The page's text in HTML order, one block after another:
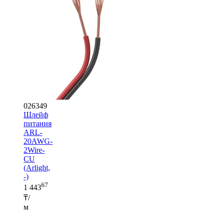
026349
Шлейф
питания
ARL-
20AWG-
2Wire-
CU
(Arlight,
-)
1 44367
₸/
м